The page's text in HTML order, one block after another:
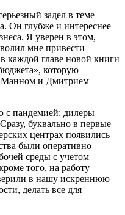
задел в теме
Он глубже и интерес­нее
Я уверен в этом,
мне привести
каж­дой главе новой книги
которую
Манном и Дмитрием
с пандемией: дилеры
буквально в пер­вые
центрах появились
были оперативно
среды с учетом
того, на работу
в нашу искреннюю
делать все для